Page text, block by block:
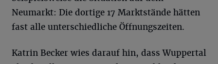
Neumarkt: Die dortige 17 Marktstände hätten
fast alle unterschiedliche Öffnungszeiten.
Katrin Becker wies darauf hin, dass Wuppertal